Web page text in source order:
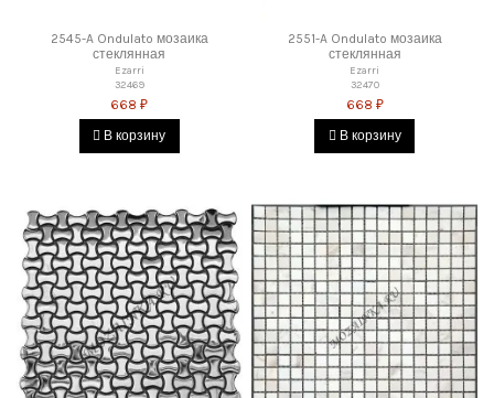
2545-A Ondulato мозаика
стеклянная
Ezarri
32469
668 ₽
В корзину
2551-A Ondulato мозаика
стеклянная
Ezarri
32470
668 ₽
В корзину